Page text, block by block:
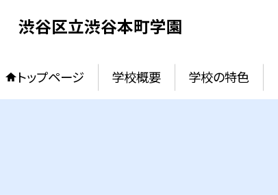
渋谷区立渋谷本町学園
トップページ 学校概要 学校の特色